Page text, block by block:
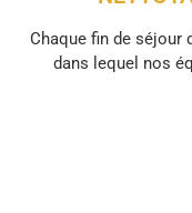
Chaque fin de séjour
dans lequel nos